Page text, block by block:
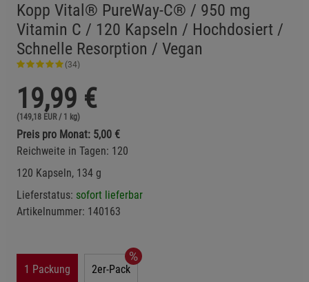
Kopp Vital® PureWay-C® / 950 mg
Vitamin C / 120 Kapseln / Hochdosiert /
Schnelle Resorption / Vegan
(34)
19,99 €
(149,18 EUR / 1 kg)
Preis pro Monat: 5,00 €
Reichweite in Tagen: 120
120 Kapseln, 134 g
Lieferstatus: sofort lieferbar
Artikelnummer: 140163
1 Packung 2er-Pack